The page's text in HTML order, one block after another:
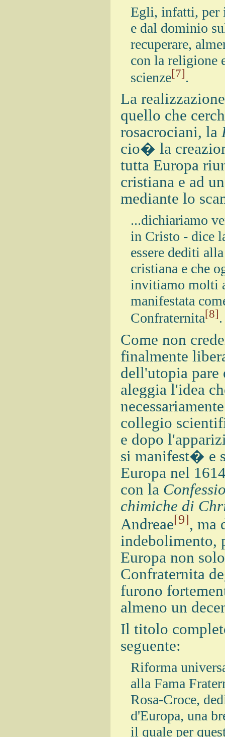
Egli, infatti, per
e dal dominio
recuperare,
con la religione
scienze[7].
La
quello che
rosacrociani, la
cio� la
tutta Europa
cristiana e ad
mediante lo
...dichiariamo
in Cristo - dice
essere dediti
cristiana e che
invitiamo molti
manifestata
Confraternita[8].
Come non
finalmente
dell'utopia pare
aleggia l'idea
collegio
e dopo
si manifest� e
Europa nel
con la
chimiche di
Andreae[9], ma
indebolimento,
Europa non
Confraternita
furono
almeno un
Il titolo
seguente:
Riforma
alla Fama
Rosa-Croce,
d'Europa, una
il quale per